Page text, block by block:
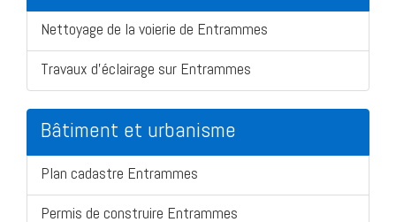
Nettoyage de la voierie de Entrammes
Travaux d'éclairage sur Entrammes
Bâtiment et urbanisme
Plan cadastre Entrammes
Permis de construire Entrammes